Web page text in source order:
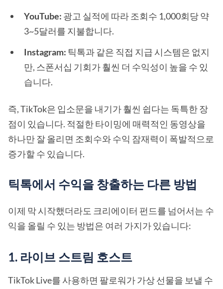
YouTube: 광고 실적에 따라 조회수 1,000회당 약
3~5달러를 지불합니다.
Instagram: 틱톡과 같은 직접 지급 시스템은 없지
만, 스폰서십 기회가 훨씬 더 수익성이 높을 수 있
습니다.
즉, TikTok은 입소문을 내기가 훨씬 쉽다는 독특한 장
점이 있습니다. 적절한 타이밍에 매력적인 동영상을
하나만 잘 올리면 조회수와 수익 잠재력이 폭발적으로
증가할 수 있습니다.
틱톡에서 수익을 창출하는 다른 방법
이제 막 시작했더라도 크리에이터 펀드를 넘어서는 수
익을 올릴 수 있는 방법은 여러 가지가 있습니다:
1. 라이브 스트림 호스트
TikTok Live를 사용하면 팔로워가 가상 선물을 보낼 수